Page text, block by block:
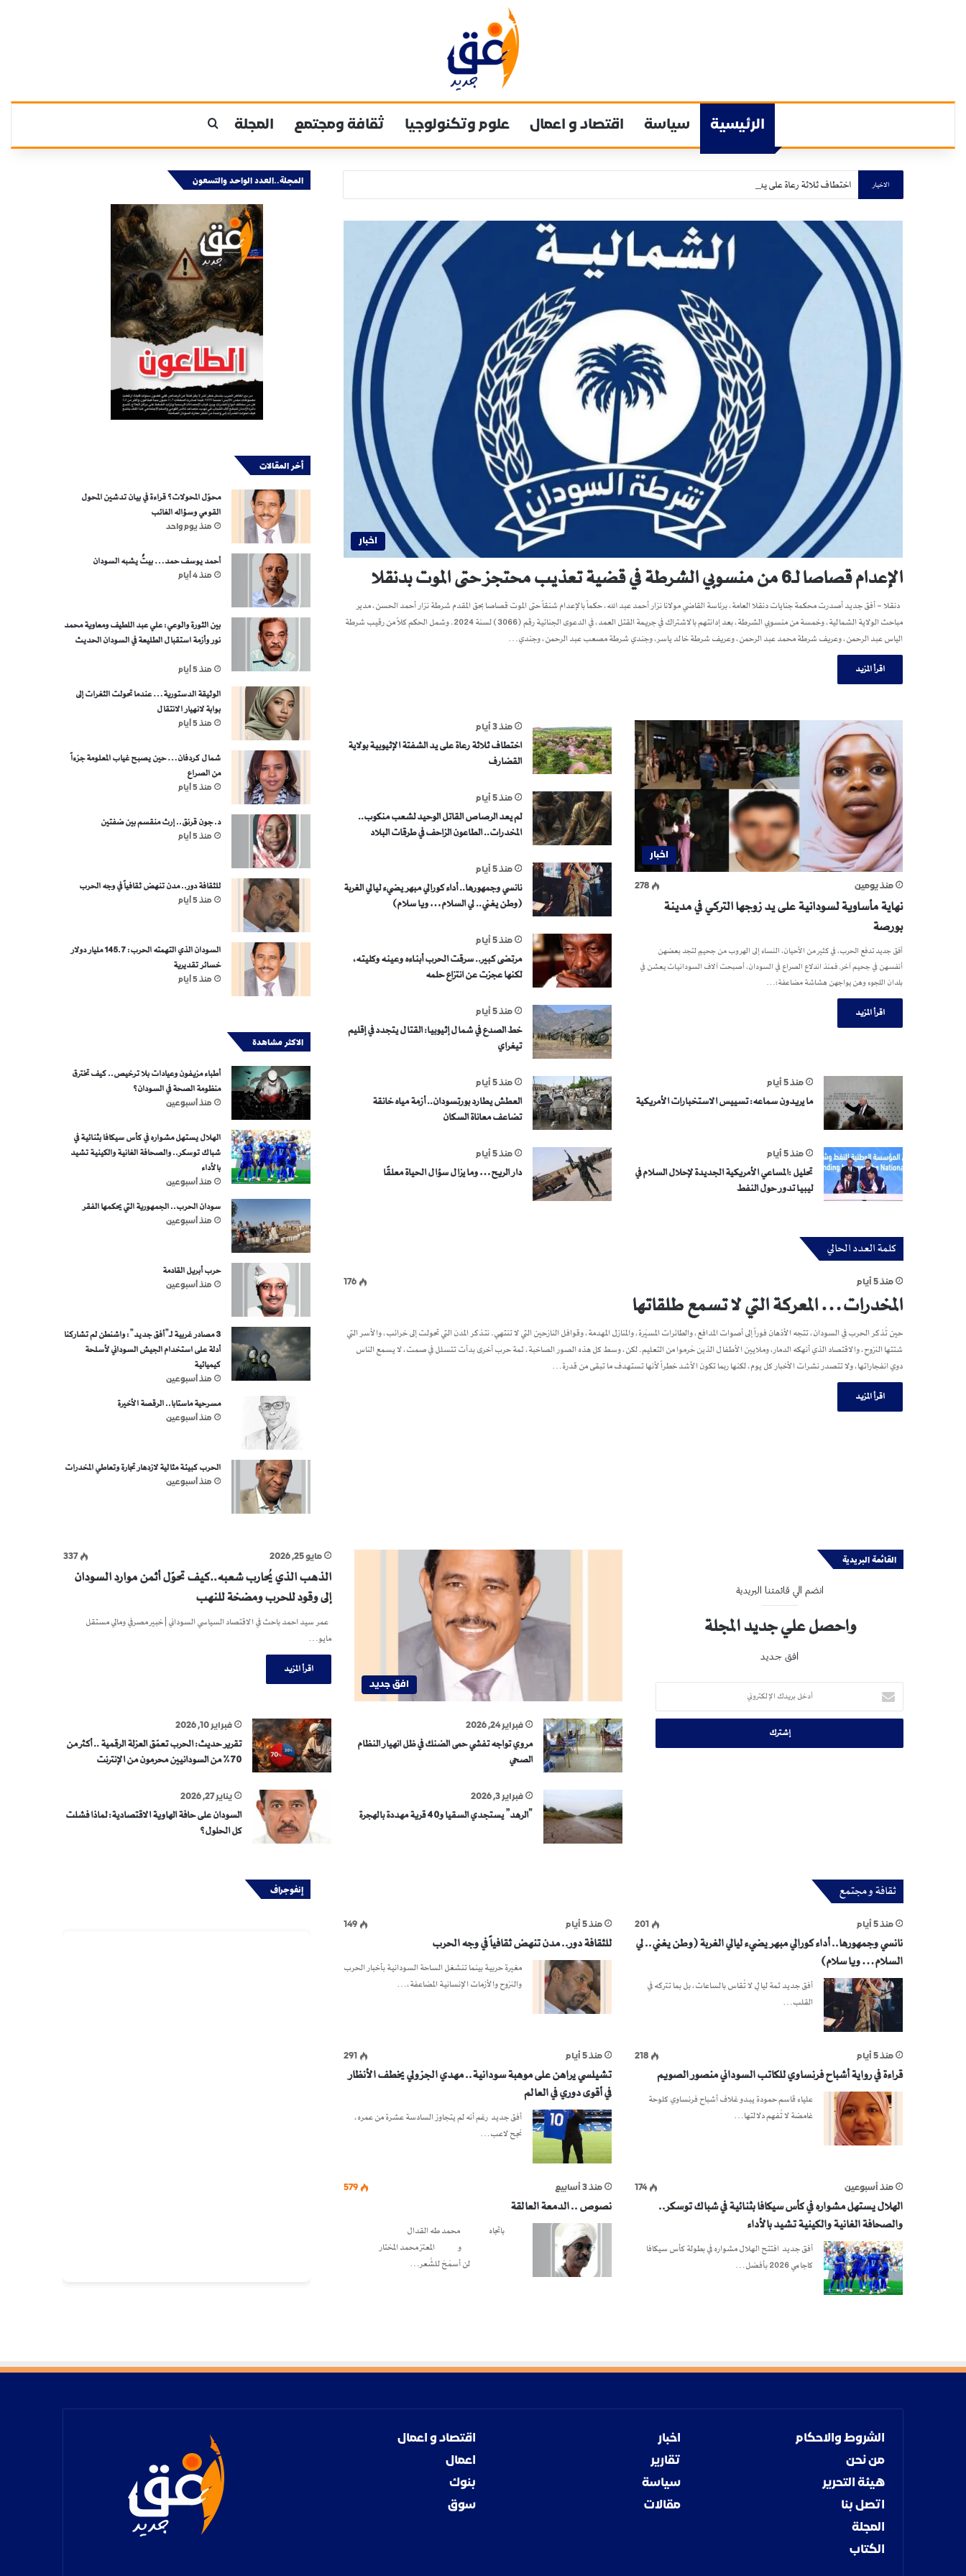
الرئيسية سياسة اقتصاد و اعمال علوم وتكنولوجيا ثقافة ومجتمع المجلة
الاخيار اختطاف ثلاثة رعاة على يد الشفتة الإثيوبية بولاية القضارف
اخبار
الإعدام قصاصا لـ6 من منسوبي الشرطة في قضية تعذيب محتجز حتى الموت بدنقلا
دنقلا – أفق جديد أصدرت محكمة جنايات دنقلا العامة، برئاسة القاضي مولانا نزار أحمد عبد الله، حكماً بالإعدام شنقاً حتى الموت قصاصا بحق المقدم شرطة نزار أحمد الحسن، مدير
مباحث الولاية الشمالية، وخمسة من منسوبي الشرطة، بعد إدانتهم بالاشتراك في جريمة القتل العمد، في الدعوى الجنائية رقم (3066) لسنة 2024. وشمل الحكم كلاً من رقيب شرطة
الياس عبد الرحمن، وعريف شرطة محمد عبد الرحمن، وعريف شرطة خالد ياسر، وجندي شرطة مصعب عبد الرحمن، وجندي…
اقرأ المزيد
اخبار
منذ يومين 278
نهاية مأساوية لسودانية على يد زوجها التركي في مدينة
بورصة
أفق جديد تدفع الحرب، في كثير من الأحيان، النساء إلى الهروب من جحيمٍ لتجد بعضهن
أنفسهن في جحيم آخر. فمنذ اندلاع الصراع في السودان، أصبحت آلاف السودانيات يعشن في
بلدان اللجوء وهن يواجهن هشاشة مضاعفة؛…
اقرأ المزيد
منذ 3 أيام
اختطاف ثلاثة رعاة على يد الشفتة الإثيوبية بولاية
القضارف
منذ 5 أيام
لم يعد الرصاص القاتل الوحيد لشعب منكوب..
المخدرات.. الطاعون الزاحف في طرقات البلاد
منذ 5 أيام
نانسي وجمهورها.. أداء كورالي مبهر يضيء ليالي الغربة
(وطن يغني.. لي السلام… ويا سلام)
منذ 5 أيام
مرتضى كبير.. سرقت الحرب أبناءه وعينه وكليته،
لكنها عجزت عن انتزاع حلمه
منذ 5 أيام
خط الصدع في شمال إثيوبيا: القتال يتجدد في إقليم
تيغراي
منذ 5 أيام
ما يريدون سماعه: تسييس الاستخبارات الأمريكية
منذ 5 أيام
العطش يطارد بورتسودان.. أزمة مياه خانقة
تضاعف معاناة السكان
منذ 5 أيام
تحليل :المساعي الأمريكية الجديدة لإحلال السلام في
ليبيا تدور حول النفط
منذ 5 أيام
دار الريح… وما يزال سؤال الحياة معلقًا
كلمة العدد الحالي
منذ 5 أيام 176
المخدرات… المعركة التي لا تسمع طلقاتها
حين تُذكر الحرب في السودان، تتجه الأذهان فوراً إلى أصوات المدافع، والطائرات المسيّرة، والمنازل المهدمة، وقوافل النازحين التي لا تنتهي. نتذكر المدن التي تحولت إلى خرائب، والأسر التي
شتتها النزوح، والاقتصاد الذي أنهكه الدمار، وملايين الأطفال الذين حُرموا من التعليم. لكن، وسط كل هذه الصور الصاخبة، ثمة حرب أخرى بدأت تتسلل في صمت، لا يسمع الناس
دوي انفجاراتها، ولا تتصدر نشرات الأخبار كل يوم، لكنها ربما تكون الأشد خطراً لأنها تستهدف ما تبقى من قدرة…
اقرأ المزيد
المجلة..العدد الواحد والتسعون
أخر المقالات
محوّل المحولات؟ قراءة في بيان تدشين المحول
القومي وسؤاله الغائب
منذ يوم واحد
أحمد يوسف حمد… بيتٌ يشبه السودان
منذ 4 أيام
بين الثورة والوعي: علي عبد اللطيف ومعاوية محمد
نور وأزمة استقبال الطليعة في السودان الحديث
منذ 5 أيام
الوثيقة الدستورية… عندما تحولت الثغرات إلى
بوابة لانهيار الانتقال
منذ 5 أيام
شمال كردفان… حين يصبح غياب المعلومة جزءاً
من الصراع
منذ 5 أيام
د. جون قرنق.. إرث منقسم بين ضفتين
منذ 5 أيام
للثقافة دور.. مدن تنهض ثقافياً في وجه الحرب
منذ 5 أيام
السودان الذي التهمته الحرب: 145.7 مليار دولار
خسائر تقديرية
منذ 5 أيام
الاكثر مشاهدة
أطباء مزيفون وعيادات بلا ترخيص.. كيف تخترق
منظومة الصحة في السودان؟
منذ أسبوعين
الهلال يستهل مشواره في كأس سيكافا بثنائية في
شباك توسكر.. والصحافة الغانية والكينية تشيد
بالأداء
منذ أسبوعين
سودان الحرب.. الجمهورية التي يحكمها الفقر
منذ أسبوعين
حرب أبريل القادمة
منذ أسبوعين
3 مصادر غربية لـ”أفق جديد”: واشنطن لم تشاركنا
أدلة على استخدام الجيش السوداني لأسلحة
كيميائية
منذ أسبوعين
مسرحية ماستابا.. الرقصة الأخيرة
منذ أسبوعين
الحرب كبيئة مثالية لازدهار تجارة وتعاطي المخدرات
منذ أسبوعين
افق جديد
مايو 25, 2026 337
الذهب الذي يُحارب شعبه..كيف تحوّل أثمن موارد السودان
إلى وقود للحرب ومضخة للنهب
عمر سيد احمد باحث في الاقتصاد السياسي السوداني | خبير مصرفي ومالي مستقل
مايو…
اقرأ المزيد
فبراير 24, 2026
مروي تواجه تفشي حمى الضنك في ظل انهيار النظام
الصحي
فبراير 10, 2026
تقرير حديث: الحرب تعمّق العزلة الرقمية .. أكثر من
70% من السودانيين محرمون من الإنترنت
فبراير 3, 2026
“الرهد” يستجدي السقيا و40 قرية مهددة بالهجرة
يناير 27, 2026
السودان على حافة الهاوية الاقتصادية: لماذا فشلت
كل الحلول؟
القائمة البريدية
انضم الي قائمتنا البريدية
واحصل علي جديد المجلة
افق جديد
بريدك
الإلكتروني
ثقافة و مجتمع
منذ 5 أيام 201
نانسي وجمهورها.. أداء كورالي مبهر يضيء ليالي الغربة (وطن يغني.. لي
السلام… ويا سلام)
أفق جديد ثمة ليالٍ لا تُقاس بالساعات، بل بما تتركه في
القلب…
منذ 5 أيام 149
للثقافة دور.. مدن تنهض ثقافياً في وجه الحرب
مغيرة حربية بينما تنشغل الساحة السودانية بأخبار الحرب
والنزوح والأزمات الإنسانية المضاعفة،…
منذ 5 أيام 218
قراءة في رواية أشباح فرنساوي للكاتب السوداني منصور الصويم
علياء قاسم حمودة يبدو غلاف أشباح فرنساوي كلوحة
غامضة لا تُفهم دلالتها…
منذ 5 أيام 291
تشيلسي يراهن على موهبة سودانية.. مهدي الجزولي يخطف الأنظار
في أقوى دوري في العالم
أفق جديد رغم أنه لم يتجاوز السادسة عشرة من عمره،
نجح لاعب…
منذ أسبوعين 174
الهلال يستهل مشواره في كأس سيكافا بثنائية في شباك توسكر..
والصحافة الغانية والكينية تشيد بالأداء
أفق جديد افتتح الهلال مشواره في بطولة كأس سيكافا
كاجامي 2026 بأفضل…
منذ 3 أسابيع 579
نصوص .. الدمعة العالقة
باتجاه محمد طه القدال
و المعتز محمد المختار
لن أسمَحَ للشِّعر…
إنفوجراف
الشروط والاحكام
من نحن
هيئة التحرير
اتصل بنا
المجلة
الكتاب
اخبار
تقارير
سياسة
مقالات
اقتصاد و اعمال
اعمال
بنوك
سوق